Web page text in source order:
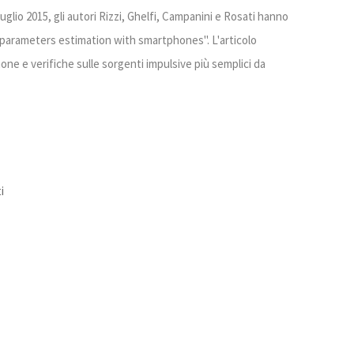
2015, gli autori Rizzi, Ghelfi, Campanini e Rosati hanno
estimation with smartphones". L'articolo
e verifiche sulle sorgenti impulsive più semplici da